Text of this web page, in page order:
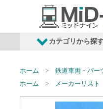
カテゴリから探
発売予定商品
ホーム 鉄道車両・パー
ホーム
メーカーリスト